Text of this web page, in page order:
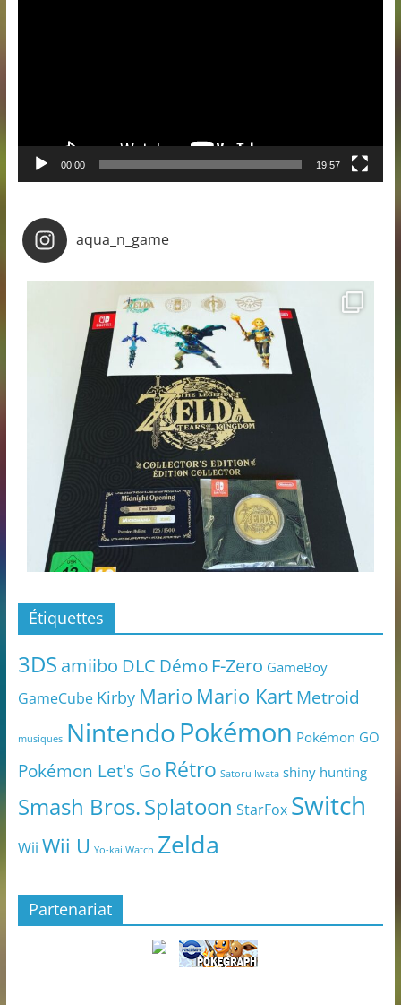
00:00 19:57
aqua_n_game
Étiquettes
3DS amiibo DLC Démo F-Zero GameBoy
GameCube Kirby Mario Mario KartMetroid
musiques NintendoPokémon Pokémon GO
Pokémon Let's Go Rétro Satoru Iwata shiny hunting
Smash Bros.Splatoon StarFox Switch
Wii Wii U Yo-kai Watch Zelda
Partenariat